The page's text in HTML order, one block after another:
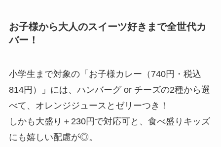
お子様から大人のスイーツ好きまで全世代カ
バー！
小学生まで対象の「お子様カレー（740円・税込
814円）」には、ハンバーグ or チーズの2種から選
べて、オレンジジュースとゼリーつき！
しかも大盛り＋230円で対応可と、食べ盛りキッズ
にも嬉しい配慮が◎。